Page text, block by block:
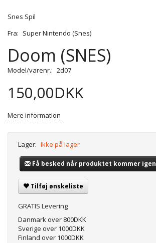
Snes Spil
Fra: Super Nintendo (Snes)
Doom (SNES)
Model/varenr.: 2d07
150,00DKK
Mere information
Lager: Ikke på lager
Få besked når produktet kommer igen
Tilføj ønskeliste
GRATIS Levering
Danmark over 800DKK
Sverige over 1000DKK
Finland over 1000DKK